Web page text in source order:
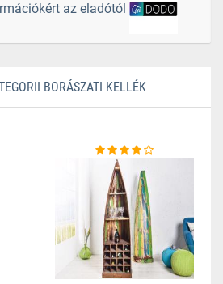
az eladótól
BORÁSZATI KELLÉK